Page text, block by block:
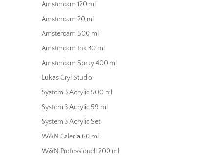
Amsterdam 120 ml
Amsterdam 20 ml
Amsterdam 500 ml
Amsterdam Ink 30 ml
Amsterdam Spray 400 ml
Lukas Cryl Studio
System 3 Acrylic 500 ml
System 3 Acrylic 59 ml
System 3 Acrylic Set
W&N Galeria 60 ml
W&N Professionell 200 ml